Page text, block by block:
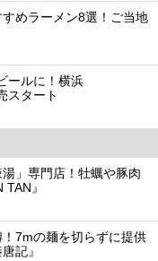
すめラーメン8選！ご当地
ールに！横浜
スタート
」専門店！牡蠣や豚肉
』
7mの麺を切らずに提供
記』